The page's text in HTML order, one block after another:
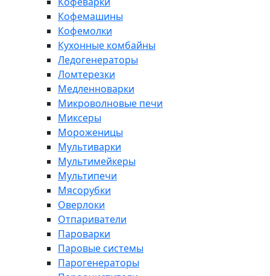
Кофемашины
Кофемолки
Кухонные комбайны
Ледогенераторы
Ломтерезки
Медленноварки
Микроволновые печи
Миксеры
Мороженицы
Мультиварки
Мультимейкеры
Мультипечи
Мясорубки
Оверлоки
Отпариватели
Пароварки
Паровые системы
Парогенераторы